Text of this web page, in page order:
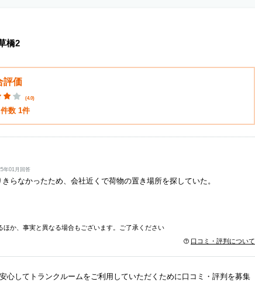
橋2
評価
(4.0)
数 1件
年01月回答
らなかったため、会社近くで荷物の置き場所を探していた。
か、事実と異なる場合もございます。ご了承ください
口コミ・評判について
心してトランクルームをご利用していただくために口コミ・評判を募集